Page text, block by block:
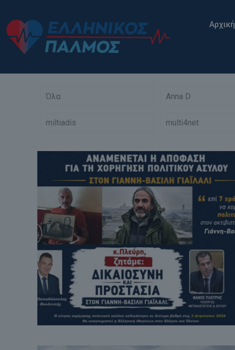
Αρχική
Όλα Anna D
miltiadis multi4net